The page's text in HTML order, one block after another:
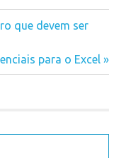
que devem ser
para o Excel